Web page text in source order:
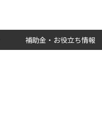
補助金・お役立ち情報